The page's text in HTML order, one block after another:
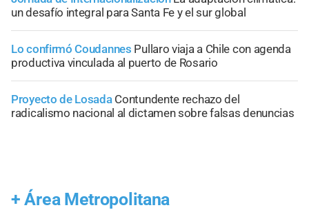
un desafío integral para Santa Fe y el sur global
Lo confirmó Coudannes Pullaro viaja a Chile con agenda
productiva vinculada al puerto de Rosario
Proyecto de Losada Contundente rechazo del
radicalismo nacional al dictamen sobre falsas denuncias
+ Área Metropolitana